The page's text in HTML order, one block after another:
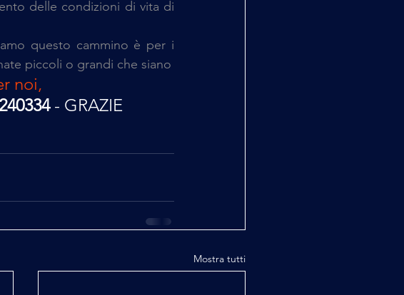
delle condizioni di vita di
questo cammino è per i
piccoli o grandi che siano
noi,
- GRAZIE
Mostra tutti